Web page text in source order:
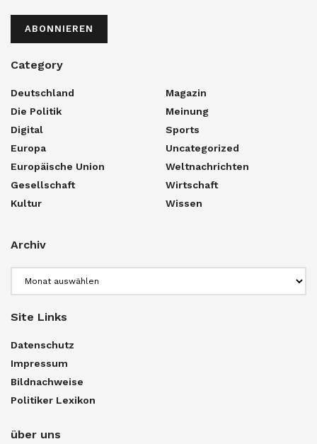
ABONNIEREN
Category
Deutschland
Die Politik
Digital
Europa
Europäische Union
Gesellschaft
Kultur
Magazin
Meinung
Sports
Uncategorized
Weltnachrichten
Wirtschaft
Wissen
Archiv
Site Links
Datenschutz
Impressum
Bildnachweise
Politiker Lexikon
über uns